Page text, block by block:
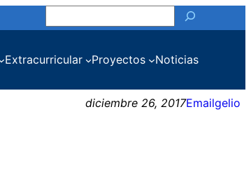
Extracurricular Proyectos Noticias
diciembre 26, 2017Emailgelio